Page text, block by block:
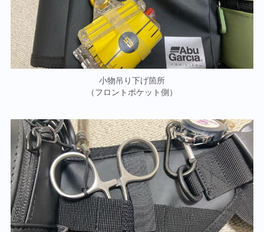
小物吊り下げ箇所
（フロントポケット側）